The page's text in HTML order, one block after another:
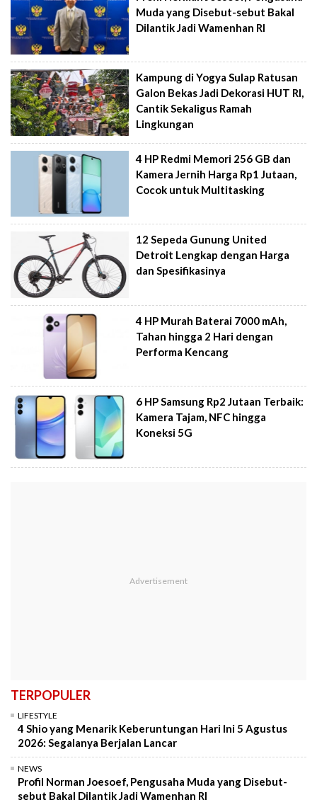
Muda yang Disebut-sebut Bakal
Dilantik Jadi Wamenhan RI
Kampung di Yogya Sulap Ratusan
Galon Bekas Jadi Dekorasi HUT RI,
Cantik Sekaligus Ramah
Lingkungan
4 HP Redmi Memori 256 GB dan
Kamera Jernih Harga Rp1 Jutaan,
Cocok untuk Multitasking
12 Sepeda Gunung United
Detroit Lengkap dengan Harga
dan Spesifikasinya
4 HP Murah Baterai 7000 mAh,
Tahan hingga 2 Hari dengan
Performa Kencang
6 HP Samsung Rp2 Jutaan Terbaik:
Kamera Tajam, NFC hingga
Koneksi 5G
TERPOPULER
LIFESTYLE
4 Shio yang Menarik Keberuntungan Hari Ini 5 Agustus
2026: Segalanya Berjalan Lancar
NEWS
Profil Norman Joesoef, Pengusaha Muda yang Disebut-
sebut Bakal Dilantik Jadi Wamenhan RI